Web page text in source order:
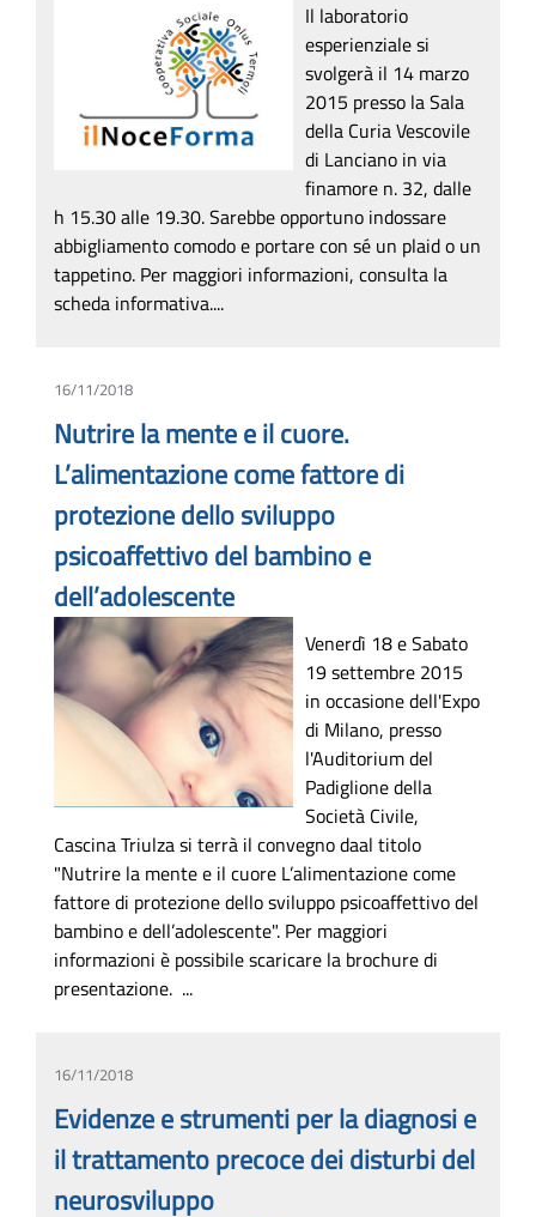
Il laboratorio
esperienziale si
svolgerà il 14 marzo
2015 presso la Sala
della Curia Vescovile
di Lanciano in via
finamore n. 32, dalle
h 15.30 alle 19.30. Sarebbe opportuno indossare
abbigliamento comodo e portare con sé un plaid o un
tappetino. Per maggiori informazioni, consulta la
scheda informativa....
16/11/2018
Nutrire la mente e il cuore.
L’alimentazione come fattore di
protezione dello sviluppo
psicoaffettivo del bambino e
dell’adolescente
Venerdì 18 e Sabato
19 settembre 2015
in occasione dell'Expo
di Milano, presso
l'Auditorium del
Padiglione della
Società Civile,
Cascina Triulza si terrà il convegno daal titolo
"Nutrire la mente e il cuore L’alimentazione come
fattore di protezione dello sviluppo psicoaffettivo del
bambino e dell’adolescente". Per maggiori
informazioni è possibile scaricare la brochure di
presentazione. ...
16/11/2018
Evidenze e strumenti per la diagnosi e
il trattamento precoce dei disturbi del
neurosviluppo